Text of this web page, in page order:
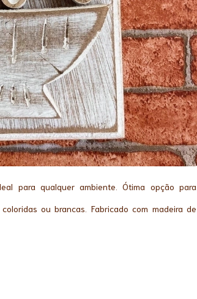
para qualquer ambiente. Ótima opção para
ou brancas. Fabricado com madeira de